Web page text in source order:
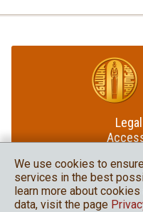
in
We use cookies to
services in the best
learn more about
data, visit the page